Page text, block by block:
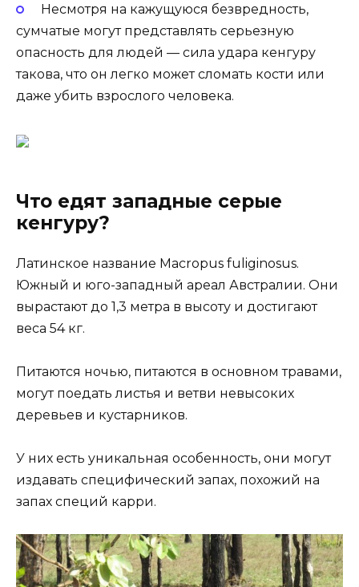
Несмотря на кажущуюся безвредность,
сумчатые могут представлять серьезную
опасность для людей — сила удара кенгуру
такова, что он легко может сломать кости или
даже убить взрослого человека.
Что едят западные серые
кенгуру?
Латинское название Macropus fuliginosus.
Южный и юго-западный ареал Австралии. Они
вырастают до 1,3 метра в высоту и достигают
веса 54 кг.
Питаются ночью, питаются в основном травами,
могут поедать листья и ветви невысоких
деревьев и кустарников.
У них есть уникальная особенность, они могут
издавать специфический запах, похожий на
запах специй карри.